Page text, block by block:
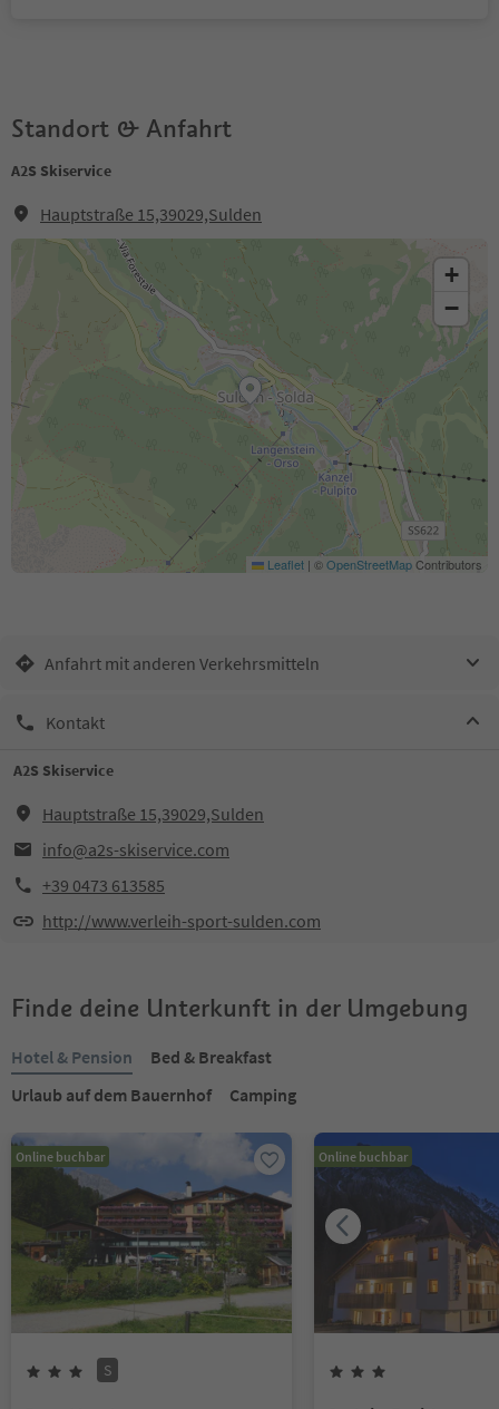
Standort & Anfahrt
A2S Skiservice
Hauptstraße 15,39029,Sulden
+
−
Leaflet | ©OpenStreetMapContributors
Anfahrt mit anderen Verkehrsmitteln
Kontakt
A2S Skiservice
Hauptstraße 15,39029,Sulden
info@a2s-skiservice.com
+39 0473 613585
http://www.verleih-sport-sulden.com
Finde deine Unterkunft in der Umgebung
Hotel & Pension
Bed & Breakfast
Urlaub auf dem Bauernhof
Camping
Online buchbar
S
Online buchbar